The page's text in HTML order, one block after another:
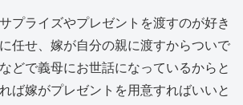
プライズやプレゼントを渡すのが好き
任せ、嫁が自分の親に渡すからついで
どで義母にお世話になっているからと
ば嫁がプレゼントを用意すればいいと